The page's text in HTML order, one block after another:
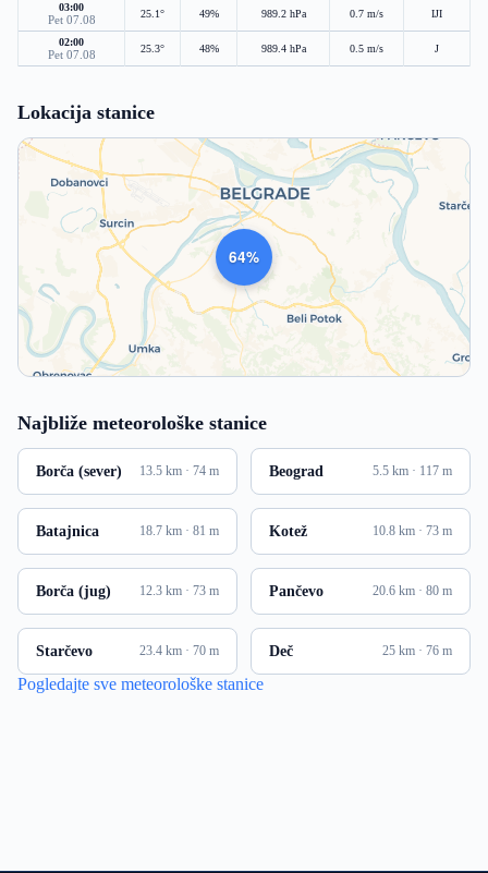
03:00
Pet 07.08 25.1° 49% 989.2 hPa 0.7 m/s IJI
02:00
Pet 07.08 25.3° 48% 989.4 hPa 0.5 m/s J
Lokacija stanice
990
Najbliže meteorološke stanice
Borča (sever) 13.5 km · 74 m Beograd 5.5 km · 117 m
Batajnica 18.7 km · 81 m Kotež 10.8 km · 73 m
Borča (jug) 12.3 km · 73 m Pančevo 20.6 km · 80 m
Starčevo 23.4 km · 70 m Deč 25 km · 76 m
Pogledajte sve meteorološke stanice